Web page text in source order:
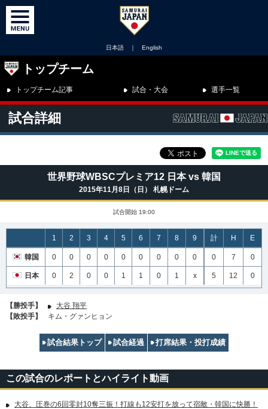
日本語 ｜ English
トップチーム
トップチーム記事 試合・大会 選手一覧
試合詳細
世界野球WBSCプレミア12 日本 vs 韓国
2015年11月8日（日） 札幌ドーム
試合開始 19:00
1 2 3 4 5 6 7 8 9 計 H E
韓国 0 0 0 0 0 0 0 0 0 0 7 0
日本 0 2 0 0 1 1 0 1 x 5 12 0
【勝投手】
大谷 翔平
【敗投手】
キム・グァンヒョン
試合結果トップ 試合経過 打席結果・投打成績
この試合のレポートとハイライト動画
大谷、圧巻の6回零封10奪三振！打線も12安打を放って宿敵・韓国に快勝！